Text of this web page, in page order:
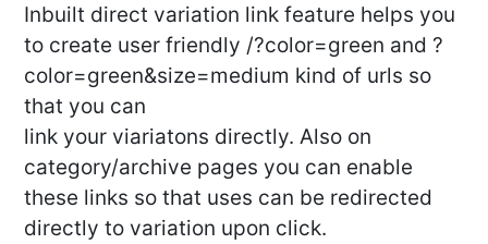
Inbuilt direct variation link feature helps you
to create user friendly /?color=green and ?
color=green&size=medium kind of urls so
that you can
link your viariatons directly. Also on
category/archive pages you can enable
these links so that uses can be redirected
directly to variation upon click.